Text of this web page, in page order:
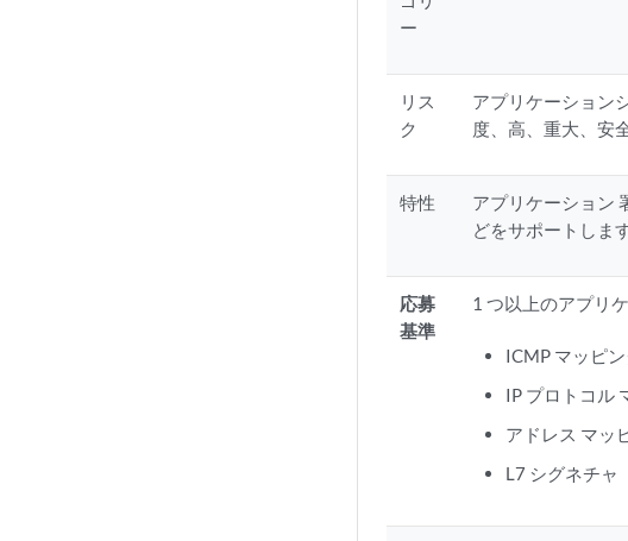
ー
リス
ク
アプリケーション
度、高、重大、安
特性
アプリケーション
どをサポートします
応募
基準
1 つ以上のアプリ
ICMP マッピ
IP プロトコル
アドレス マッ
L7 シグネチャ